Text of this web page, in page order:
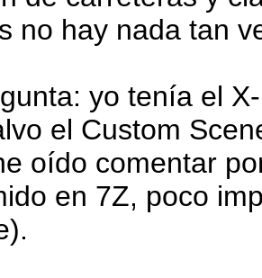
no hay nada tan
yo tenía el
el Custom
oído comentar
en 7Z, poco